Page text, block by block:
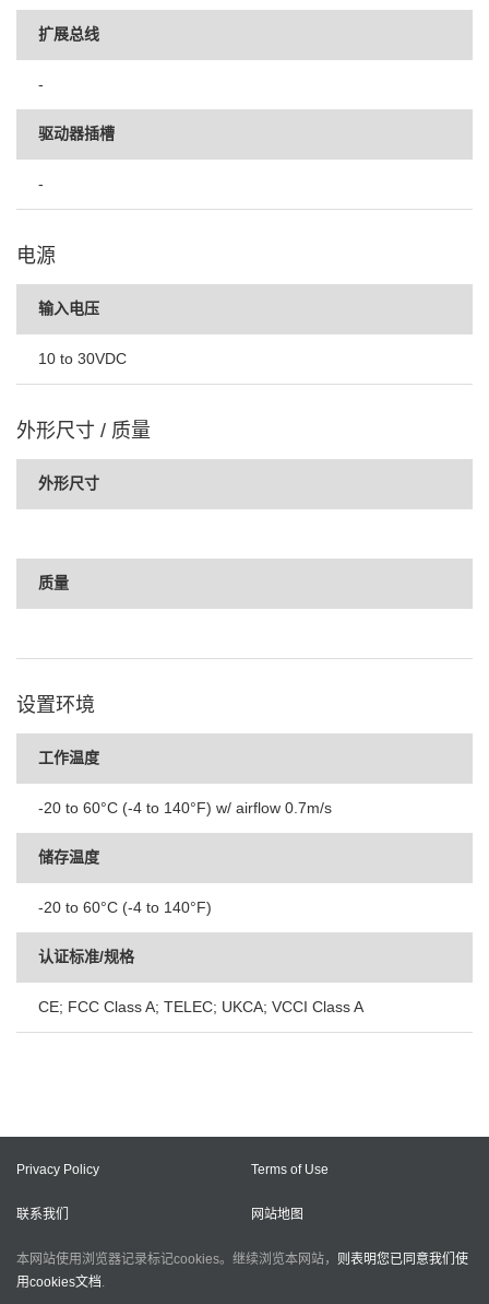
扩展总线
-
驱动器插槽
-
电源
输入电压
10 to 30VDC
外形尺寸 / 质量
外形尺寸
质量
设置环境
工作温度
-20 to 60°C (-4 to 140°F) w/ airflow 0.7m/s
储存温度
-20 to 60°C (-4 to 140°F)
认证标准/规格
CE; FCC Class A; TELEC; UKCA; VCCI Class A
Privacy Policy Terms of Use
联系我们 网站地图
本网站使用浏览器记录标记cookies。继续浏览本网站， 则表明您已同意我们使
用cookies文档.